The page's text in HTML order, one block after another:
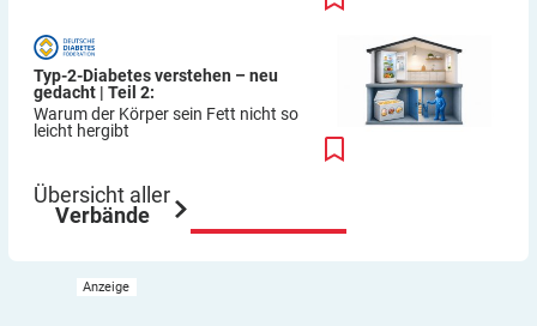
Typ-2-Diabetes verstehen – neu
gedacht | Teil 2:
Warum der Körper sein Fett nicht so
leicht hergibt
Übersicht aller
Verbände